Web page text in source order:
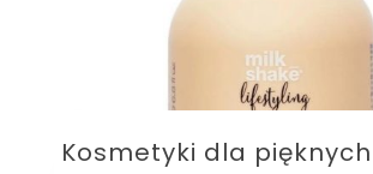
Kosmetyki dla pięknych